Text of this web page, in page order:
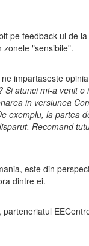
pe feedback-ul de
"sensibile".
impartaseste
atunci mi-a venit
in versiunea
exemplu, la
Recomand
este din
dintre ei.